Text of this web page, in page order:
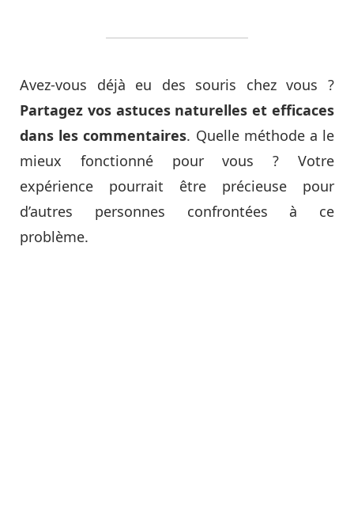
Avez-vous déjà eu des souris chez vous ?
Partagez vos astuces naturelles et efficaces
dans les commentaires. Quelle méthode a le
mieux fonctionné pour vous ? Votre
expérience pourrait être précieuse pour
d’autres personnes confrontées à ce
problème.